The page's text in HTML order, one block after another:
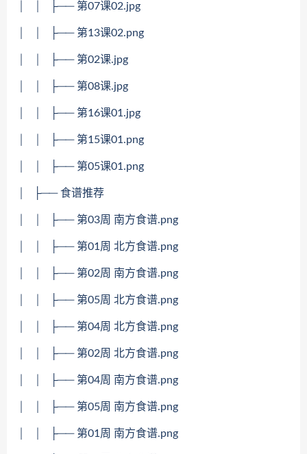
│ │ ├── 第07课02.jpg
│ │ ├── 第13课02.png
│ │ ├── 第02课.jpg
│ │ ├── 第08课.jpg
│ │ ├── 第16课01.jpg
│ │ ├── 第15课01.png
│ │ ├── 第05课01.png
│ ├── 食谱推荐
│ │ ├── 第03周 南方食谱.png
│ │ ├── 第01周 北方食谱.png
│ │ ├── 第02周 南方食谱.png
│ │ ├── 第05周 北方食谱.png
│ │ ├── 第04周 北方食谱.png
│ │ ├── 第02周 北方食谱.png
│ │ ├── 第04周 南方食谱.png
│ │ ├── 第05周 南方食谱.png
│ │ ├── 第01周 南方食谱.png